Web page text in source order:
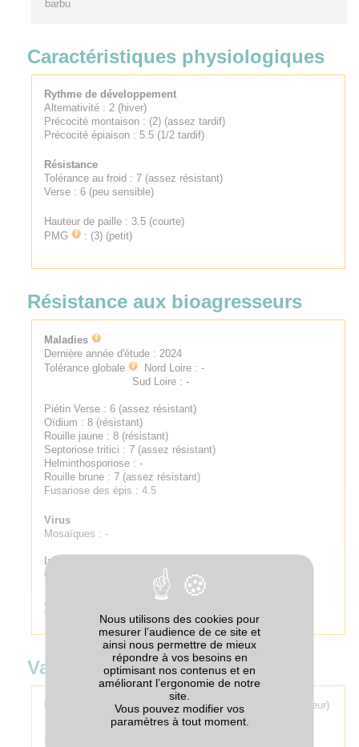
barbu
Caractéristiques physiologiques
Rythme de développement
Alternativité : 2 (hiver)
Précocité montaison : (2) (assez tardif)
Précocité épiaison : 5.5 (1/2 tardif)
Résistance
Tolérance au froid : 7 (assez résistant)
Verse : 6 (peu sensible)
Hauteur de paille : 3.5 (courte)
PMG
: (3) (petit)
Résistance aux bioagresseurs
Maladies
Dernière année d'étude : 2024
Tolérance globale
Nord Loire : -
Sud Loire : -
Piétin Verse : 6 (assez résistant)
Oïdium : 8 (résistant)
Rouille jaune : 8 (résistant)
Septoriose tritici : 7 (assez résistant)
Helminthosporiose : -
Rouille brune : 7 (assez résistant)
Fusariose des épis : 4.5
Virus
Mosaïques : -
Insectes
Cécidomyie orange : R (Résistant)
Adventices
Tolérance au chlortoluron : T (Tolérant)
Valeur technologique
Classe qualité technologique :BPS (Blé Panifiable Supérieur)
Nous utilisons des cookies pour
mesurer l’audience de ce site et
ainsi nous permettre de mieux
répondre à vos besoins en
optimisant nos contenus et en
améliorant l’ergonomie de notre
site.
Vous pouvez modifier vos
paramètres à tout moment.